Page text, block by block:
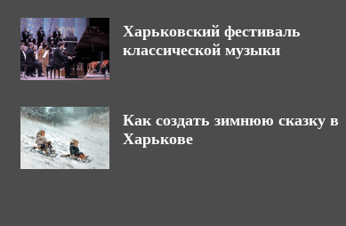
Харьковский фестиваль
классической музыки
Как создать зимнюю сказку в
Харькове